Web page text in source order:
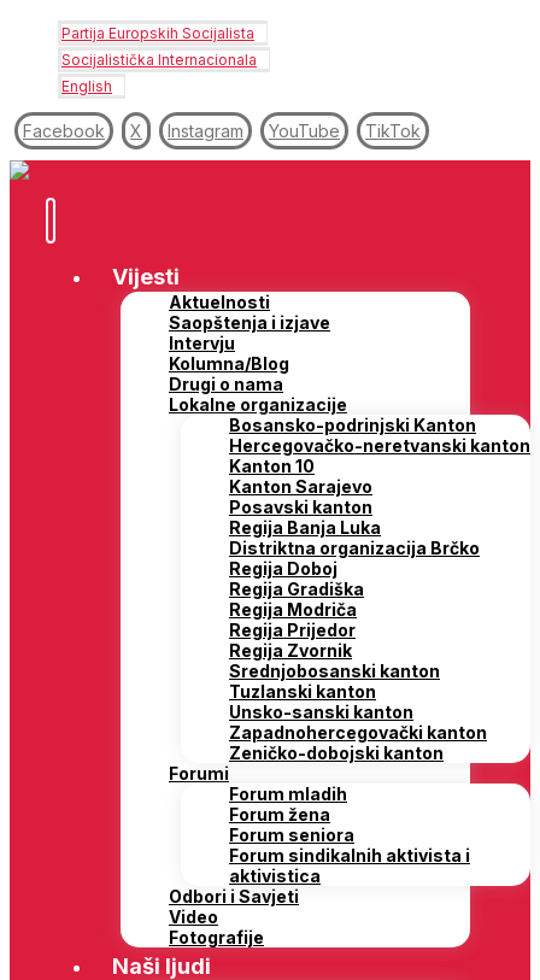
Partija Europskih Socijalista
Socijalistička Internacionala
English
Facebook X Instagram YouTube TikTok
Vijesti
Aktuelnosti
Saopštenja i izjave
Intervju
Kolumna/Blog
Drugi o nama
Lokalne organizacije
Bosansko-podrinjski Kanton
Hercegovačko-neretvanski kanton
Kanton 10
Kanton Sarajevo
Posavski kanton
Regija Banja Luka
Distriktna organizacija Brčko
Regija Doboj
Regija Gradiška
Regija Modriča
Regija Prijedor
Regija Zvornik
Srednjobosanski kanton
Tuzlanski kanton
Unsko-sanski kanton
Zapadnohercegovački kanton
Zeničko-dobojski kanton
Forumi
Forum mladih
Forum žena
Forum seniora
Forum sindikalnih aktivista i
aktivistica
Odbori i Savjeti
Video
Fotografije
Naši ljudi